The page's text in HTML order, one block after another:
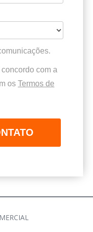
com a
os Termos de